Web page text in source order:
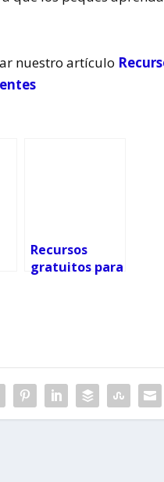
nuestro artículo
Recursos
gratuitos para
adolescentes